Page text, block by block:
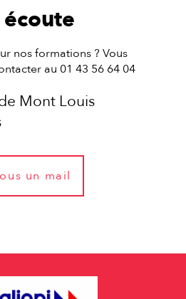
nos formations ? Vous
au 01 43 56 64 04
Mont Louis
un mail